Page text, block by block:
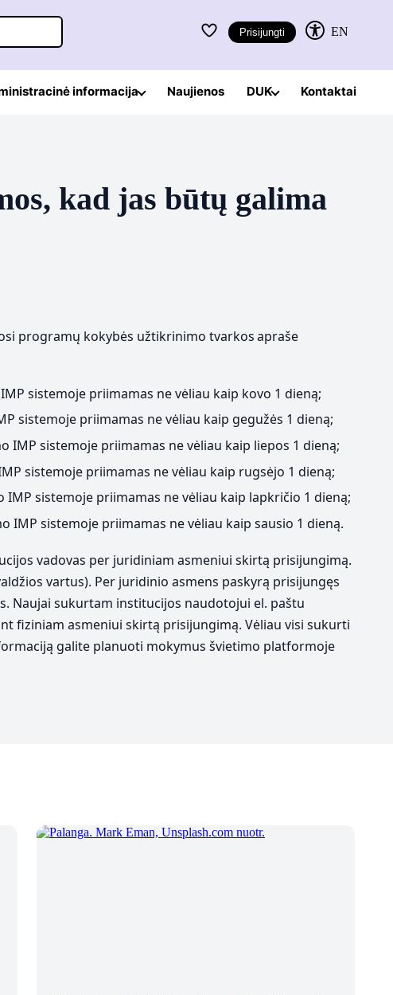
Prisijungti EN
informacija Naujienos DUK Kontaktai
kad jas būtų galima
programų kokybės užtikrinimo tvarkos apraše
sistemoje priimamas ne vėliau kaip kovo 1 dieną;
sistemoje priimamas ne vėliau kaip gegužės 1 dieną;
sistemoje priimamas ne vėliau kaip liepos 1 dieną;
sistemoje priimamas ne vėliau kaip rugsėjo 1 dieną;
sistemoje priimamas ne vėliau kaip lapkričio 1 dieną;
sistemoje priimamas ne vėliau kaip sausio 1 dieną.
vadovas per juridiniam asmeniui skirtą prisijungimą.
vartus). Per juridinio asmens paskyrą prisijungęs
Naujai sukurtam institucijos naudotojui el. paštu
fiziniam asmeniui skirtą prisijungimą. Vėliau visi sukurti
galite planuoti mokymus švietimo platformoje